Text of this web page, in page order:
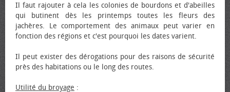
Il faut rajouter à cela les colonies de bourdons et d'abeilles
qui butinent dès les printemps toutes les fleurs des
jachères. Le comportement des animaux peut varier en
fonction des régions et c'est pourquoi les dates varient.
Il peut exister des dérogations pour des raisons de sécurité
près des habitations ou le long des routes.
Utilité du broyage :